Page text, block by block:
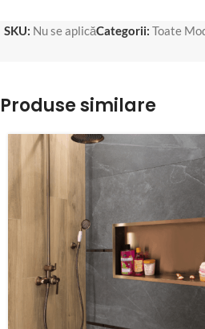
SKU: Nu se aplicăCategorii: Toate
Produse similare